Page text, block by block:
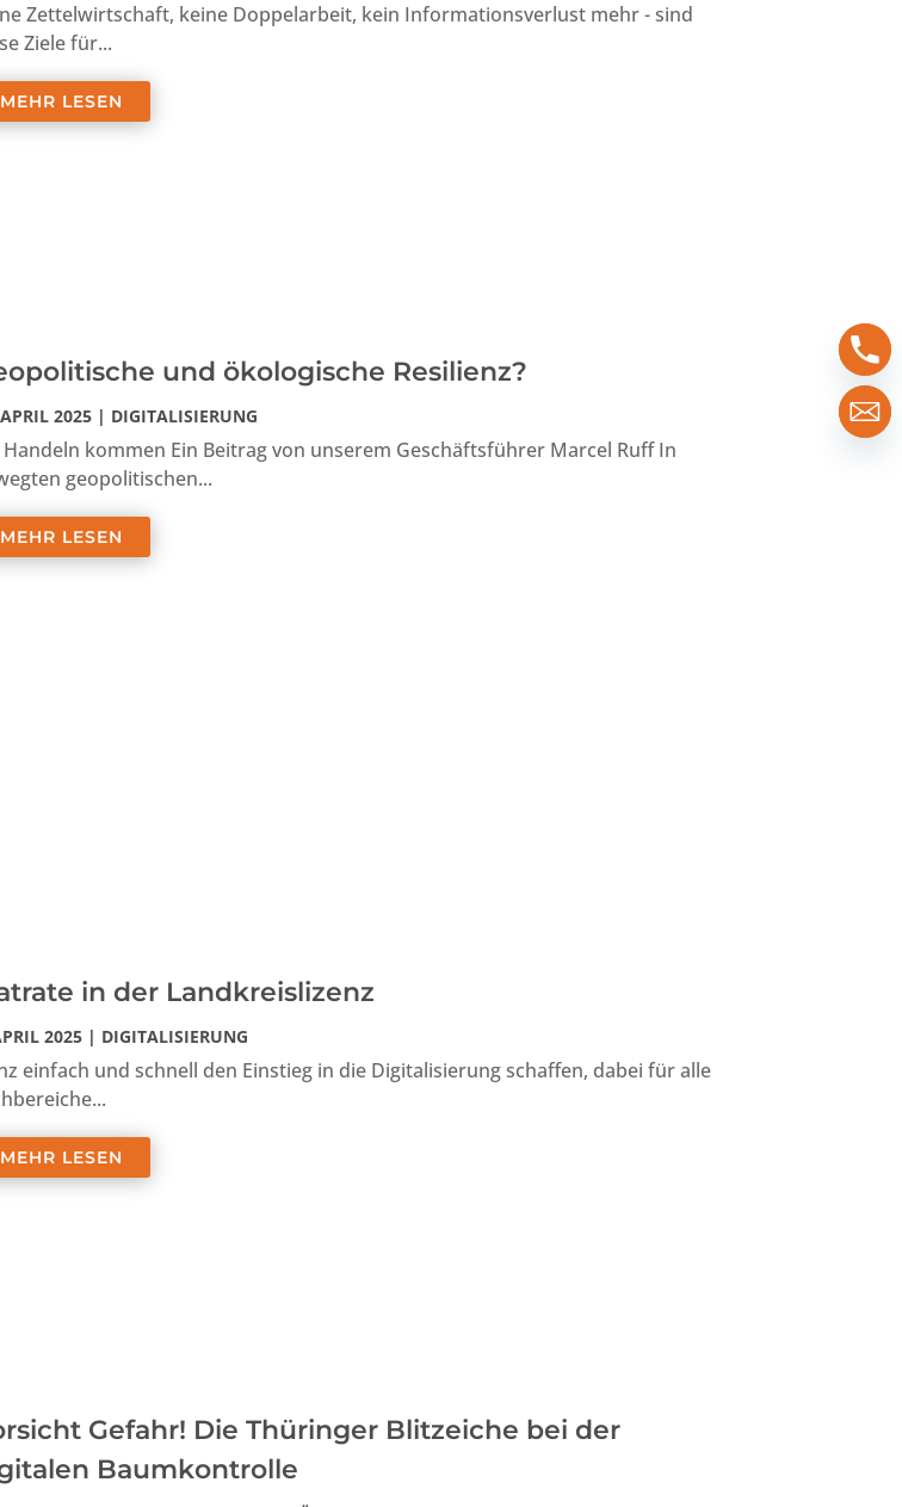
Zettelwirtschaft, keine Doppelarbeit, kein Informationsverlust mehr - sind
Ziele für...
MEHR LESEN
und ökologische Resilienz?
2025 | DIGITALISIERUNG
Handeln kommen Ein Beitrag von unserem Geschäftsführer Marcel Ruff In
geopolitischen...
MEHR LESEN
in der Landkreislizenz
2025 | DIGITALISIERUNG
einfach und schnell den Einstieg in die Digitalisierung schaffen, dabei für alle
MEHR LESEN
Gefahr! Die Thüringer Blitzeiche bei der
Baumkontrolle